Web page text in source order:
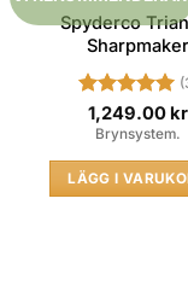
Spyderco
Sharpmaker
Betygsatt5
av 5
1,249.00 kr
Brynsystem.
LÄGG I